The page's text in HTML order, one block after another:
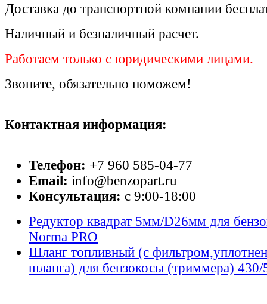
Доставка до транспортной компании
Наличный и безналичный расчет.
Работаем только с юридическими лицами.
Звоните, обязательно поможем!
Контактная информация:
Телефон: +7 960 585-04-77
Email: info@benzopart.ru
Консультация: с 9:00-18:00
Редуктор квадрат 5мм/D26мм для
Norma PRO
Шланг топливный (с
шланга) для бензокосы (триммера) 430/